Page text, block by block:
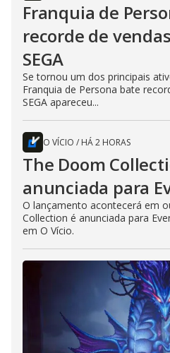
Franquia de
recorde de
SEGA
Se tornou um dos principais
Franquia de Persona bate
SEGA apareceu...
O VÍCIO / HÁ 2 HORAS
The Doom
anunciada para
O lançamento acontecerá em
Collection é anunciada para
em O Vício.